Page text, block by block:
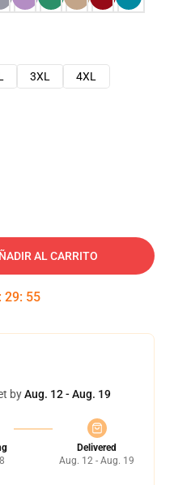
3XL
4XL
AL CARRITO
: 29: 54
byAug. 12 - Aug. 19
Delivered
Aug. 12 - Aug. 19